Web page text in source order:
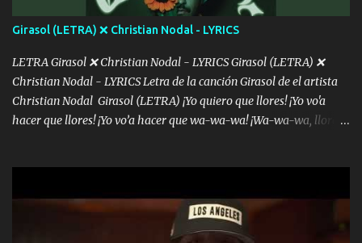
álbum's "José, vibras colores con la energía del diablo " ¿Si ...
Girasol (LETRA) ❌ Christian Nodal - LYRICS
LETRA Girasol ❌ Christian Nodal - LYRICS Girasol (LETRA) ❌
Christian Nodal - LYRICS Letra de la canción Girasol de el artista
Christian Nodal Girasol (LETRA) ¡Yo quiero que llores! ¡Yo vo'a
hacer que llores! ¡Yo vo’a hacer que wa-wa-wa! ¡Wa-wa-wa, llores!
intentas rimar Pobre payaso que usa a todo el mundo pa' conectar
con la gente Dices "Latino Gang" pero pisas a to'a tu gente Pa’ dar
mensajes, m'ijo, hay quе ser coherentеs Si tú no eres artista, al